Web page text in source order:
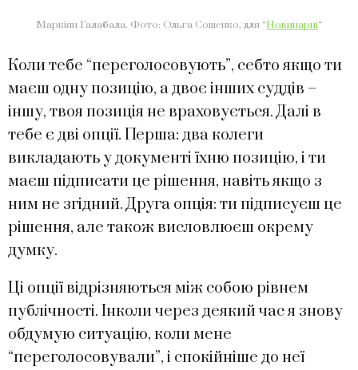
Маркіян Галабала. Фото: Ольга Сошенко, для “Новинарні“
Коли тебе “переголосовують”, себто якщо ти
маєш одну позицію, а двоє інших суддів –
іншу, твоя позиція не враховується. Далі в
тебе є дві опції. Перша: два колеги
викладають у документі їхню позицію, і ти
маєш підписати це рішення, навіть якщо з
ним не згідний. Друга опція: ти підписуєш це
рішення, але також висловлюєш окрему
думку.
Ці опції відрізняються між собою рівнем
публічності. Інколи через деякий час я знову
обдумую ситуацію, коли мене
“переголосовували”, і спокійніше до неї